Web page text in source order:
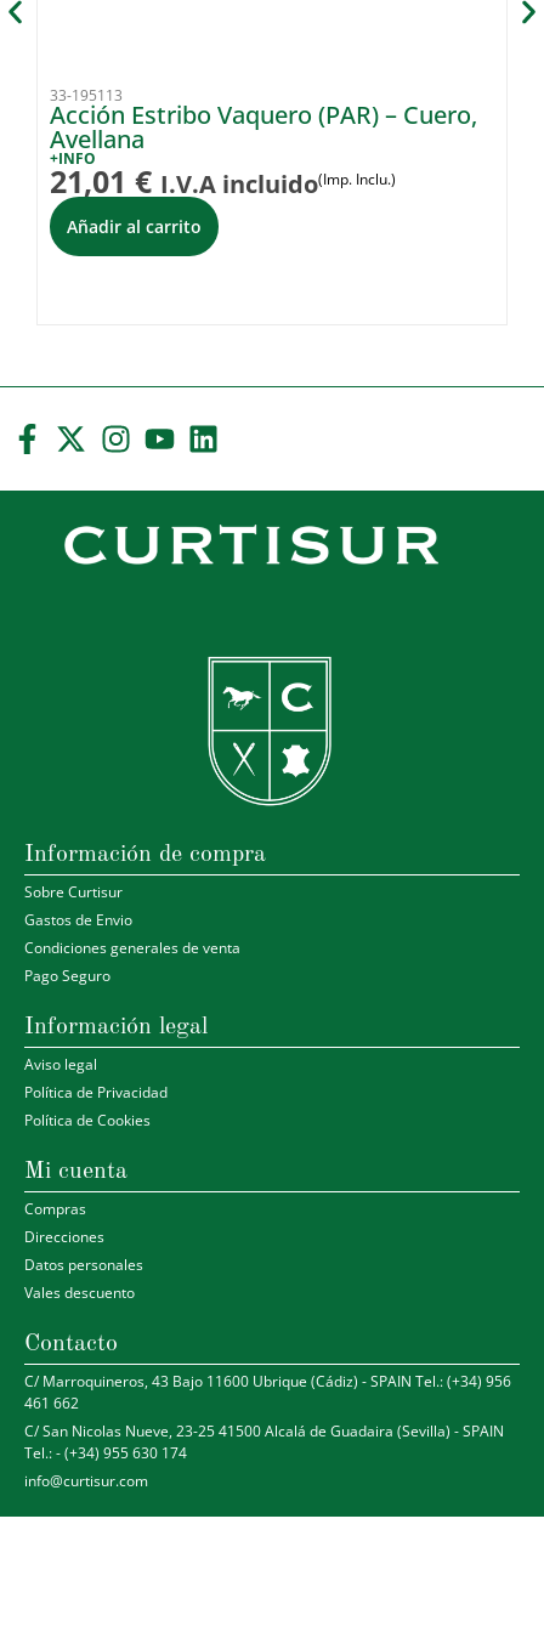
33-195113
Acción Estribo Vaquero (PAR) – Cuero,
Avellana
+INFO
21,01 € I.V.A incluido(Imp. Inclu.)
Añadir al carrito
Información de compra
Sobre Curtisur
Gastos de Envio
Condiciones generales de venta
Pago Seguro
Información legal
Aviso legal
Política de Privacidad
Política de Cookies
Mi cuenta
Compras
Direcciones
Datos personales
Vales descuento
Contacto
C/ Marroquineros, 43 Bajo 11600 Ubrique (Cádiz) - SPAIN Tel.: (+34) 956
461 662
C/ San Nicolas Nueve, 23-25 41500 Alcalá de Guadaira (Sevilla) - SPAIN
Tel.: - (+34) 955 630 174
info@curtisur.com